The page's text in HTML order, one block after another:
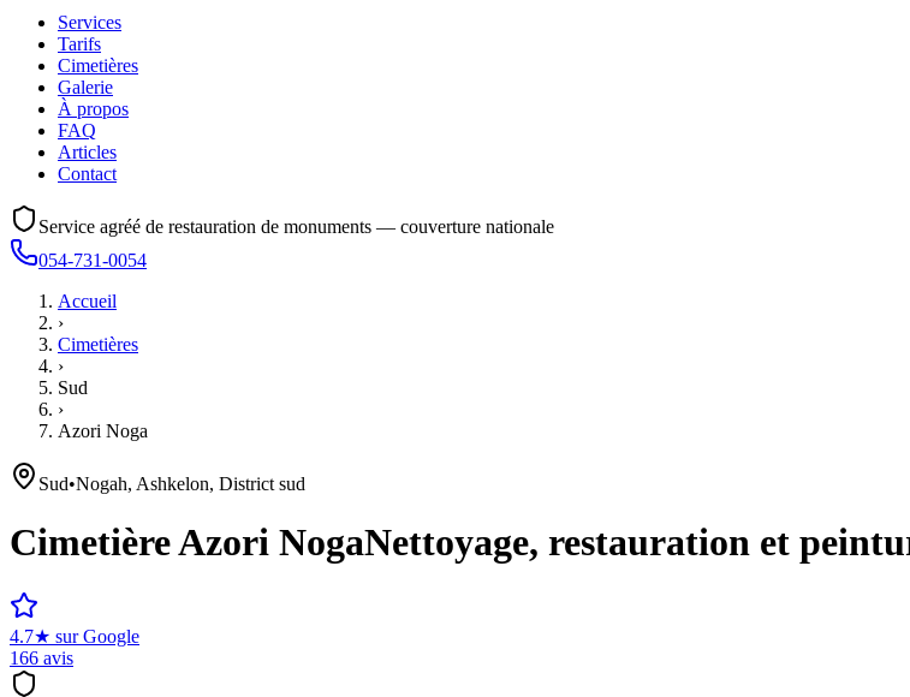
Services
Tarifs
Cimetières
Galerie
À propos
FAQ
Articles
Contact
Service agréé de restauration de monuments — couverture nationale
054-731-0054
Accueil
›
Cimetières
›
Sud
›
Azori Noga
Sud•Nogah, Ashkelon, District sud
CimetièreAzori NogaNettoyage, restauration et
4.7★ sur Google
166 avis